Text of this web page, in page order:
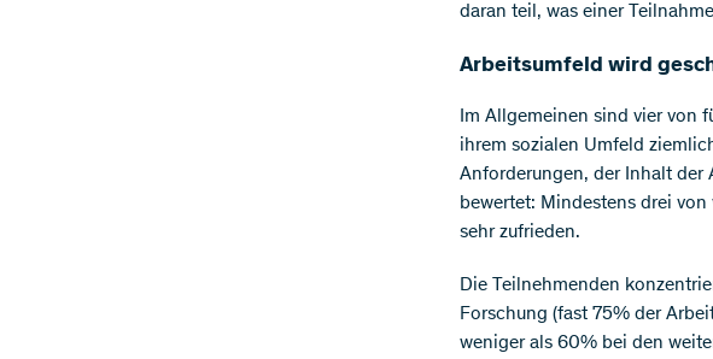
daran teil, was einer
Arbeitsumfeld wird
Im Allgemeinen sind vier von
ihrem sozialen Umfeld
Anforderungen, der Inhalt der
bewertet: Mindestens drei
sehr zufrieden.
Die Teilnehmenden
Forschung (fast 75% der
weniger als 60% bei den